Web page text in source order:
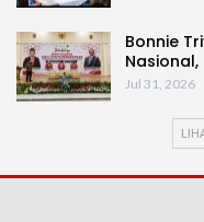
Bonnie
Nasional,
Jul 31, 2026